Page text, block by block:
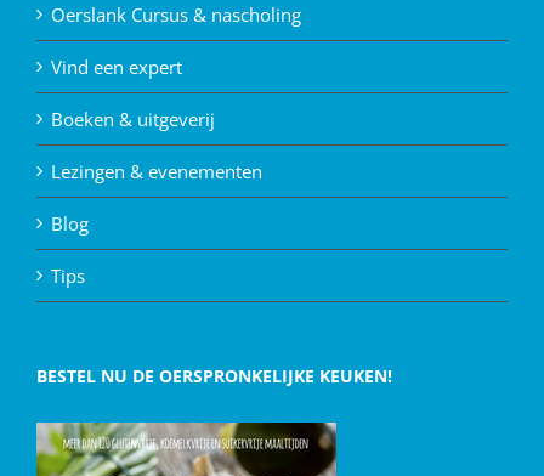
Oerslank Cursus & nascholing
Vind een expert
Boeken & uitgeverij
Lezingen & evenementen
Blog
Tips
BESTEL NU DE OERSPRONKELIJKE KEUKEN!